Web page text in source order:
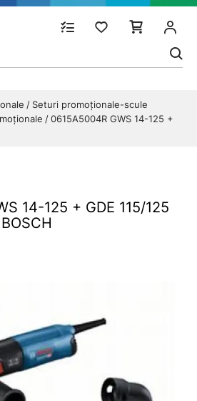
Seturi promoționale-scule
0615A5004R GWS 14-125 +
14-125 + GDE 115/125